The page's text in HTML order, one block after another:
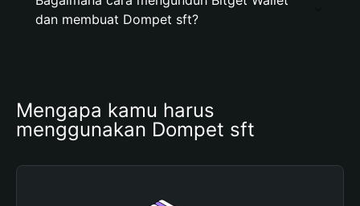
dan membuat Dompet sft?
Mengapa kamu harus
menggunakan Dompet sft